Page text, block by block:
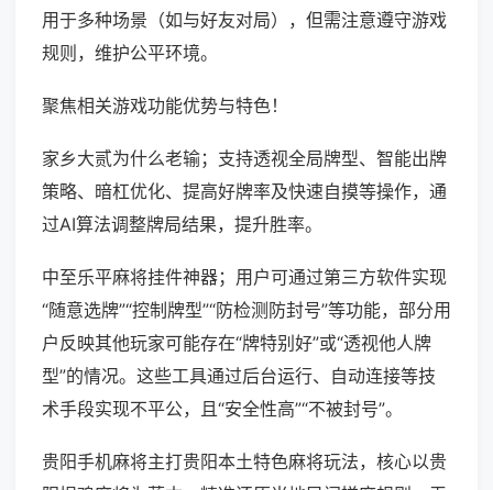
用于多种场景（如与好友对局），但需注意遵守游戏
规则，维护公平环境。
聚焦相关游戏功能优势与特色！
家乡大贰为什么老输；支持透视全局牌型、智能出牌
策略、暗杠优化、提高好牌率及快速自摸等操作，通
过AI算法调整牌局结果，提升胜率。
中至乐平麻将挂件神器；用户可通过第三方软件实现
“随意选牌”“控制牌型”“防检测防封号”等功能，部分用
户反映其他玩家可能存在“牌特别好”或“透视他人牌
型”的情况。这些工具通过后台运行、自动连接等技
术手段实现不平公，且“安全性高”“不被封号”。
贵阳手机麻将主打贵阳本土特色麻将玩法，核心以贵